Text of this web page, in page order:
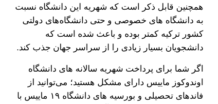
همچنین قابل ذکر است که شهریه این دانشگاه نسبت
به دانشگاه‌ های خصوصی و حتی دانشگاه‌های دولتی
کشور ترکیه کمتر بوده و باعث شده است که
دانشجویان بسیار زیادی را از سراسر جهان جذب کند.
اگر شما برای پرداخت شهریه سالانه‌ های دانشگاه
اوندوکوز ماییس دارای مشکل هستید؛ می‌توانید از
فاند‌های تحصیلی و بورسیه‌ های دانشگاه ۱۹ ماییس با